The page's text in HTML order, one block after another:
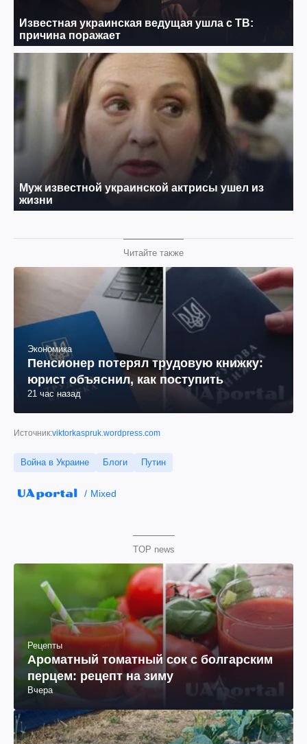
Читайте также
Экономика
Пенсионер потерял трудовую книжку:
юрист объяснил, как поступить
21 час назад
Источник:viktorkaspruk.wordpress.com
Война в Украине Блоги Путин
Mixed
TOP news
Рецепты
Ароматный томатный сок с болгарским
перцем: рецепт на зиму
Вчера